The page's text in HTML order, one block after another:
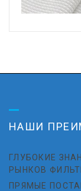
НАШИ
ГЛУБОКИЕ
РЫНКОВ
ПРЯМЫЕ